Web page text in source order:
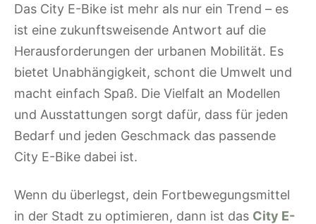
Das City E-Bike ist mehr als nur ein Trend – es
ist eine zukunftsweisende Antwort auf die
Herausforderungen der urbanen Mobilität. Es
bietet Unabhängigkeit, schont die Umwelt und
macht einfach Spaß. Die Vielfalt an Modellen
und Ausstattungen sorgt dafür, dass für jeden
Bedarf und jeden Geschmack das passende
City E-Bike dabei ist.
Wenn du überlegst, dein Fortbewegungsmittel
in der Stadt zu optimieren, dann ist das City E-